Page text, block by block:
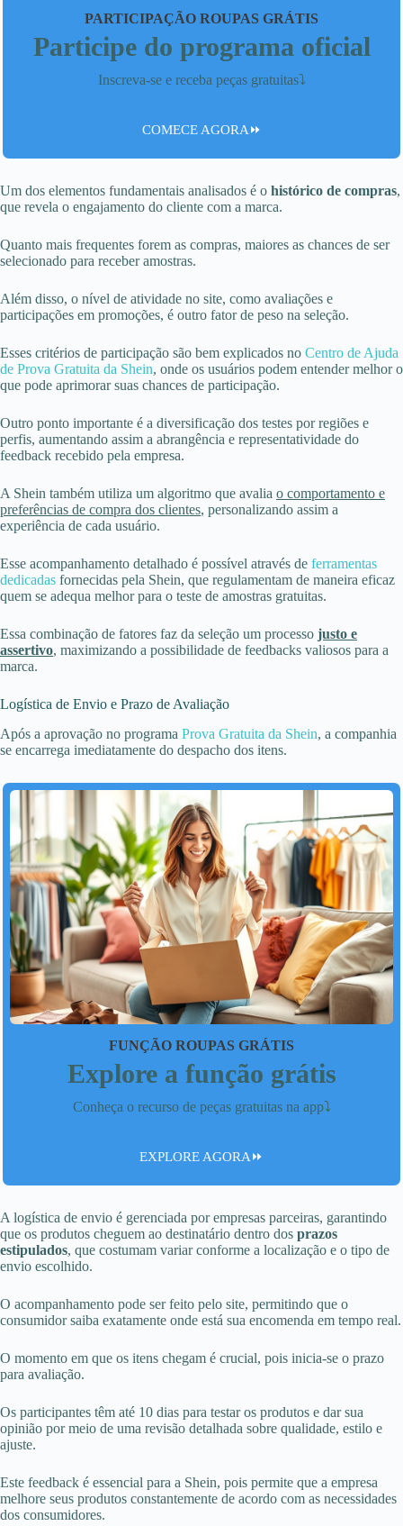
PARTICIPAÇÃO ROUPAS GRÁTIS
Participe do programa oficial
Inscreva-se e receba peças gratuitas⤵️
COMECE AGORA⏩
Um dos elementos fundamentais analisados é o histórico de compras,
que revela o engajamento do cliente com a marca.
Quanto mais frequentes forem as compras, maiores as chances de ser
selecionado para receber amostras.
Além disso, o nível de atividade no site, como avaliações e
participações em promoções, é outro fator de peso na seleção.
Esses critérios de participação são bem explicados no Centro de Ajuda
de Prova Gratuita da Shein, onde os usuários podem entender melhor o
que pode aprimorar suas chances de participação.
Outro ponto importante é a diversificação dos testes por regiões e
perfis, aumentando assim a abrangência e representatividade do
feedback recebido pela empresa.
A Shein também utiliza um algoritmo que avalia o comportamento e
preferências de compra dos clientes, personalizando assim a
experiência de cada usuário.
Esse acompanhamento detalhado é possível através de ferramentas
dedicadas fornecidas pela Shein, que regulamentam de maneira eficaz
quem se adequa melhor para o teste de amostras gratuitas.
Essa combinação de fatores faz da seleção um processo justo e
assertivo, maximizando a possibilidade de feedbacks valiosos para a
marca.
Logística de Envio e Prazo de Avaliação
Após a aprovação no programa Prova Gratuita da Shein, a companhia
se encarrega imediatamente do despacho dos itens.
FUNÇÃO ROUPAS GRÁTIS
Explore a função grátis
Conheça o recurso de peças gratuitas na app⤵️
EXPLORE AGORA⏩
A logística de envio é gerenciada por empresas parceiras, garantindo
que os produtos cheguem ao destinatário dentro dos prazos
estipulados, que costumam variar conforme a localização e o tipo de
envio escolhido.
O acompanhamento pode ser feito pelo site, permitindo que o
consumidor saiba exatamente onde está sua encomenda em tempo real.
O momento em que os itens chegam é crucial, pois inicia-se o prazo
para avaliação.
Os participantes têm até 10 dias para testar os produtos e dar sua
opinião por meio de uma revisão detalhada sobre qualidade, estilo e
ajuste.
Este feedback é essencial para a Shein, pois permite que a empresa
melhore seus produtos constantemente de acordo com as necessidades
dos consumidores.